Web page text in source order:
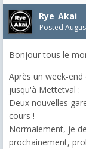
Rye_Akai
Posted
Bonjour tous le
Après un week-
jusqu'à Mettetval :
Deux nouvelles
cours !
Normalement, je
prochainement,